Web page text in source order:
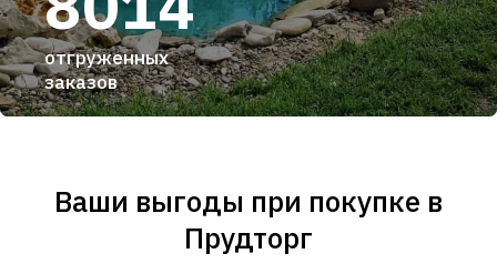
отгруженных
заказов
Ваши выгоды при покупке в
Прудторг